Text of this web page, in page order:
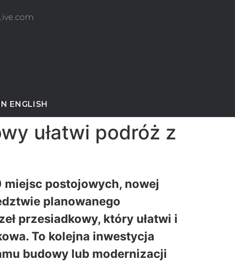
ENGLISH
ułatwi podróż z
miejsc postojowych, nowej
planowanego
przesiadkowy, który ułatwi i
To kolejna inwestycja
budowy lub modernizacji